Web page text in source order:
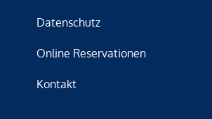
Datenschutz
Online Reservationen
Kontakt